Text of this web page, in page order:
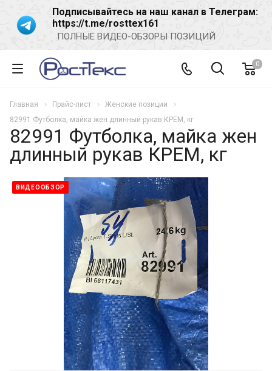
Подписывайтесь на наш канал в Телеграм:
https://t.me/rosttex161
ПОЛНЫЕ ВИДЕО-ОБЗОРЫ ПОЗИЦИЙ
0
Главная Прайс-лист
Женские позиции
82991 Футболка, майка жен длинный рукав КРЕМ, кг
82991 Футболка, майка жен
длинный рукав КРЕМ, кг
ВИДЕООБЗОР